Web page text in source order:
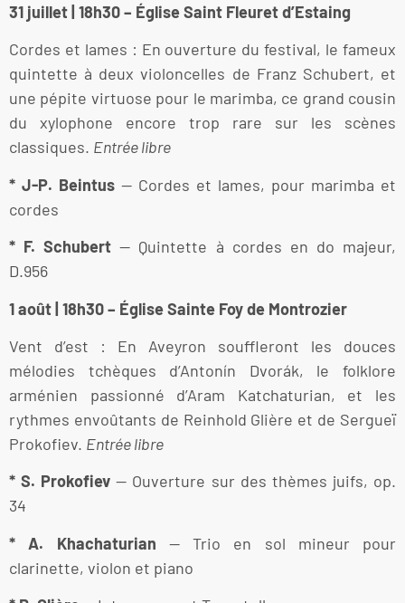
31 juillet | 18h30 – Église Saint Fleuret d’Estaing
Cordes et lames : En ouverture du festival, le fameux
quintette à deux violoncelles de Franz Schubert, et
une pépite virtuose pour le marimba, ce grand cousin
du xylophone encore trop rare sur les scènes
classiques. Entrée libre
* J-P. Beintus — Cordes et lames, pour marimba et
cordes
* F. Schubert — Quintette à cordes en do majeur,
D.956
1 août | 18h30 – Église Sainte Foy de Montrozier
Vent d’est : En Aveyron souffleront les douces
mélodies tchèques d’Antonín Dvorák, le folklore
arménien passionné d’Aram Katchaturian, et les
rythmes envoûtants de Reinhold Glière et de Sergueï
Prokofiev. Entrée libre
* S. Prokofiev — Ouverture sur des thèmes juifs, op.
34
* A. Khachaturian — Trio en sol mineur pour
clarinette, violon et piano